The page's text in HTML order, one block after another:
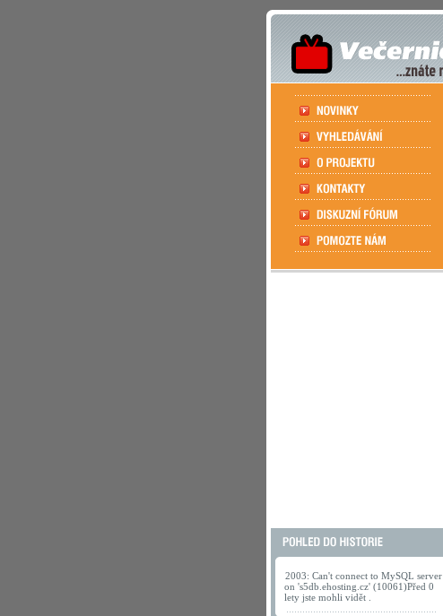
2003: Can't connect to MySQL server
on 's5db.ehosting.cz' (10061)Před 0
lety jste mohli vidět .